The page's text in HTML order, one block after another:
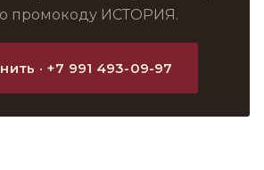
промокоду ИСТОРИЯ.
· +7 991 493-09-97